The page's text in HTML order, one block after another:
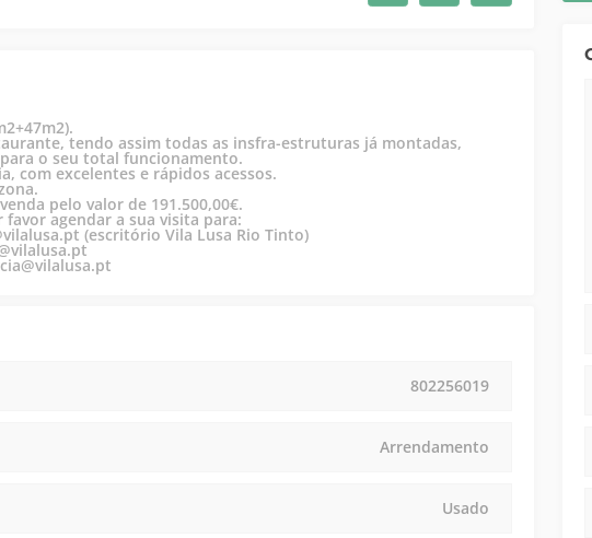
tendo assim todas as insfra-estruturas já montadas,
o seu total funcionamento.
com excelentes e rápidos acessos.
pelo valor de 191.500,00€.
agendar a sua visita para:
(escritório Vila Lusa Rio Tinto)
802256019
Arrendamento
Usado